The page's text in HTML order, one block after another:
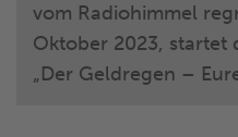
vom Radiohimmel
Oktober 2023, startet
„Der Geldregen –